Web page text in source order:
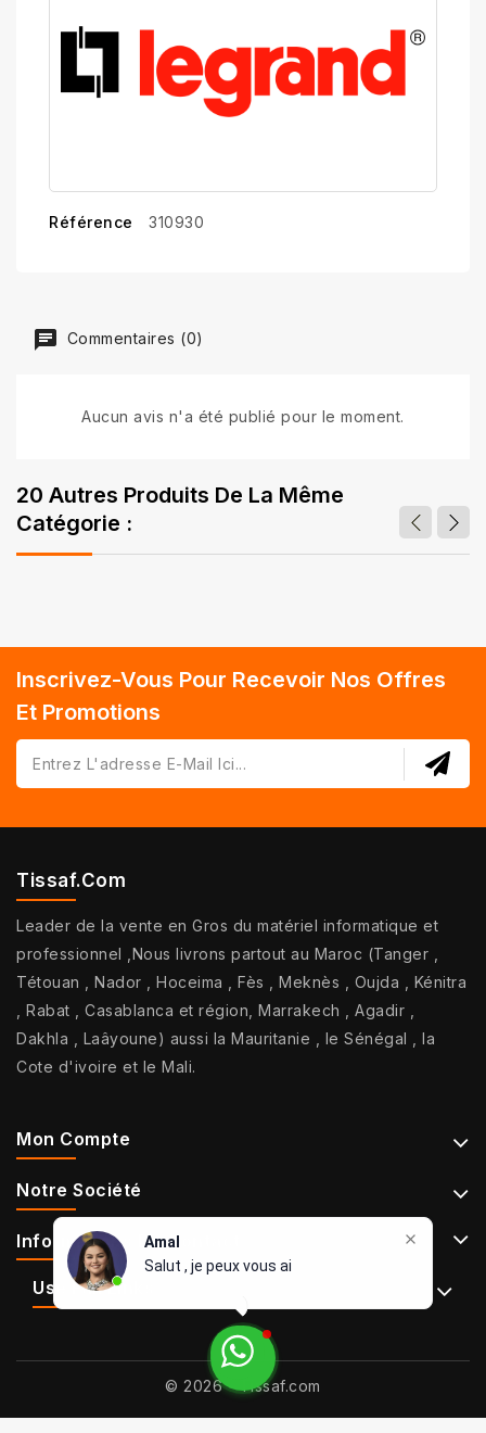
Amal
Salut , je peux vous aider
Référence 310930
Commentaires (0)
Aucun avis n'a été publié pour le moment.
20 Autres Produits De La Même
Catégorie :
Inscrivez-Vous Pour Recevoir Nos Offres
Et Promotions
Tissaf.com
Leader de la vente en Gros du matériel informatique et
professionnel ,Nous livrons partout au Maroc (Tanger ,
Tétouan , Nador , Hoceima , Fès , Meknès , Oujda , Kénitra
, Rabat , Casablanca et région, Marrakech , Agadir ,
Dakhla , Laâyoune) aussi la Mauritanie , le Sénégal , la
Cote d'ivoire et le Mali.
Mon Compte
Notre Société
Informations De Contact
Use Full Links
© 2026 - Tissaf.com